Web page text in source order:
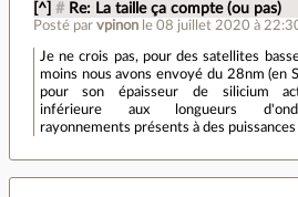
[^] # Re: La taille ça compte (ou pas)
Posté par vpinon le 08 juillet 2020 à
Je ne crois pas, pour des satellites
moins nous avons envoyé du 28nm (en
pour son épaisseur de silicium
inférieure aux longueurs
rayonnements présents à des